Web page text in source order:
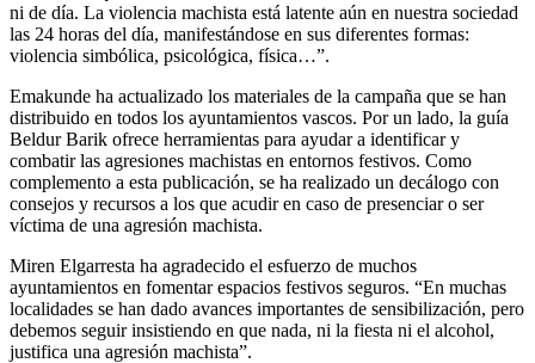
ni de día. La violencia machista está latente aún en nuestra sociedad
las 24 horas del día, manifestándose en sus diferentes formas:
violencia simbólica, psicológica, física…”.
Emakunde ha actualizado los materiales de la campaña que se han
distribuido en todos los ayuntamientos vascos. Por un lado, la guía
Beldur Barik ofrece herramientas para ayudar a identificar y
combatir las agresiones machistas en entornos festivos. Como
complemento a esta publicación, se ha realizado un decálogo con
consejos y recursos a los que acudir en caso de presenciar o ser
víctima de una agresión machista.
Miren Elgarresta ha agradecido el esfuerzo de muchos
ayuntamientos en fomentar espacios festivos seguros. “En muchas
localidades se han dado avances importantes de sensibilización, pero
debemos seguir insistiendo en que nada, ni la fiesta ni el alcohol,
justifica una agresión machista”.